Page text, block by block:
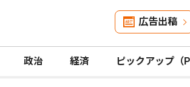
広告出稿
政治 経済 ピックアップ（